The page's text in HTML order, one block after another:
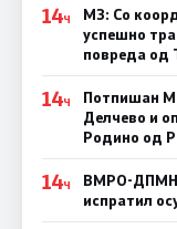
14Ч
МЗ: Со
успешно
повреда од
14Ч
Потпишан
Делчево и
Родино од
14Ч
ВМРО-
испратил